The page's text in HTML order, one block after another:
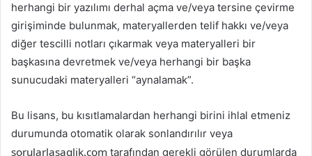
herhangi bir yazılımı derhal açma ve/veya tersine çevirme
girişiminde bulunmak, materyallerden telif hakkı ve/veya
diğer tescilli notları çıkarmak veya materyalleri bir
başkasına devretmek ve/veya herhangi bir başka
sunucudaki materyalleri “aynalamak”.
Bu lisans, bu kısıtlamalardan herhangi birini ihlal etmeniz
durumunda otomatik olarak sonlandırılır veya
sorularlasaglik.com tarafından gerekli görülen durumlarda